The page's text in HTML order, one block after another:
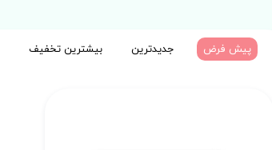
پیش فرض جدیدترین بیشترین تخفیف